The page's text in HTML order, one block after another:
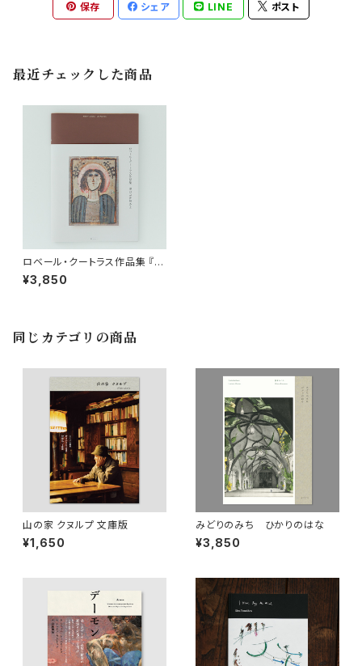
保存 シェア LINE ポスト
最近チェックした商品
ロベール・クートラス作品集 『僕
のご先祖さま Mes Ancêtres』
¥3,850
同じカテゴリの商品
山の家 クヌルプ 文庫版
¥1,650
みどりのみち ひかりのはな
¥3,850